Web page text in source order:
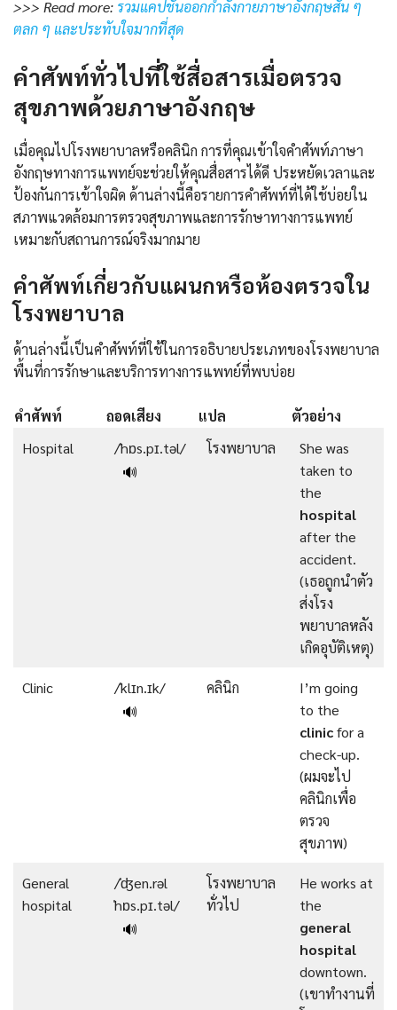
>>> Read more: รวมแคปชั่นออกกําลังกายภาษาอังกฤษสั้น ๆ
ตลก ๆ และประทับใจมากที่สุด
คำศัพท์ทั่วไปที่ใช้สื่อสารเมื่อตรวจ
สุขภาพด้วยภาษาอังกฤษ
เมื่อคุณไปโรงพยาบาลหรือคลินิก การที่คุณเข้าใจคำศัพท์ภาษา
อังกฤษทางการแพทย์จะช่วยให้คุณสื่อสารได้ดี ประหยัดเวลาและ
ป้องกันการเข้าใจผิด ด้านล่างนี้คือรายการคำศัพท์ที่ได้ใช้บ่อยใน
สภาพแวดล้อมการตรวจสุขภาพและการรักษาทางการแพทย์
เหมาะกับสถานการณ์จริงมากมาย
คำศัพท์เกี่ยวกับแผนกหรือห้องตรวจใน
โรงพยาบาล
ด้านล่างนี้เป็นคำศัพท์ที่ใช้ในการอธิบายประเภทของโรงพยาบาล
พื้นที่การรักษาและบริการทางการแพทย์ที่พบบ่อย
คำศัพท์ ถอดเสียง แปล
ตัวอย่าง
Hospital
/ˈhɒs.pɪ.təl/
🔊
โรงพยาบาล
She was
taken to
the
hospital
after the
accident.
(เธอถูกนำตัว
ส่งโรง
พยาบาลหลัง
เกิดอุบัติเหตุ)
Clinic
/ˈklɪn.ɪk/
🔊
คลินิก
I’m going
to the
clinicfor a
check-up.
(ผมจะไป
คลินิกเพื่อ
ตรวจ
สุขภาพ)
General
hospital
/ˈʤen.rəl
ˈhɒs.pɪ.təl/
🔊
โรงพยาบาล
ทั่วไป
He works at
the
general
hospital
downtown.
(เขาทำงานที่